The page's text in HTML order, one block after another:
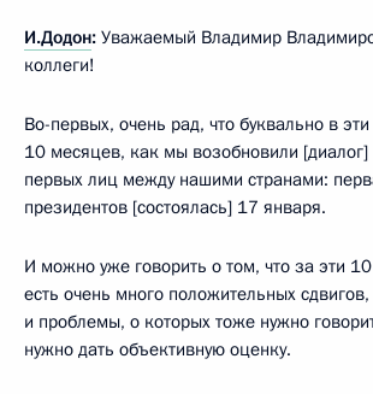
И.Додон: Уважаемый Владимир
коллеги!
Во-первых, очень рад, что буквально в
10 месяцев, как мы возобновили [диалог]
первых лиц между нашими странами:
президентов [состоялась] 17 января.
И можно уже говорить о том, что за эти
есть очень много положительных
и проблемы, о которых тоже нужно
нужно дать объективную оценку.